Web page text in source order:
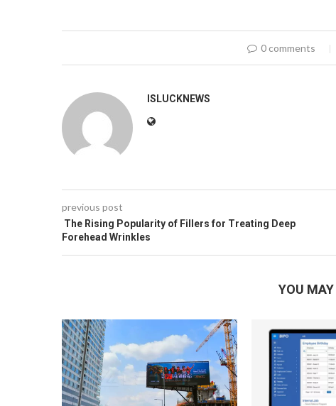
0 comments
ISLUCKNEWS
previous post
The Rising Popularity of Fillers for Treating Deep
Forehead Wrinkles
YOU